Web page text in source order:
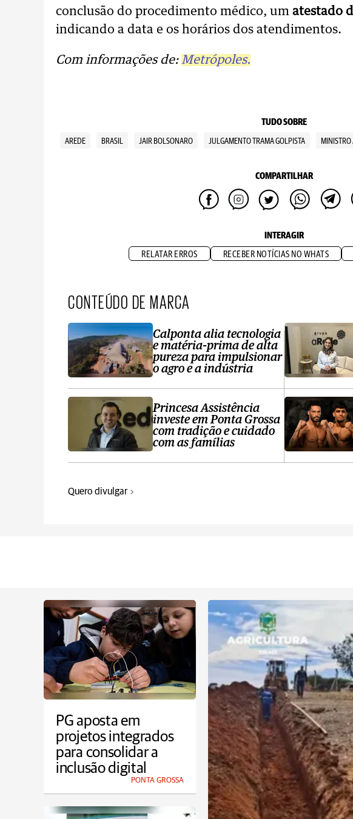
conclusão do procedimento médico, um atestado
indicando a data e os horários dos atendimentos.
Com informações de: Metrópoles.
TUDO SOBRE
AREDE BRASIL JAIR BOLSONARO JULGAMENTO TRAMA GOLPISTA
COMPARTILHAR
INTERAGIR
RELATAR ERROS RECEBER NOTÍCIAS NO WHATS
CONTEÚDO DE MARCA
Calponta alia tecnologia
e matéria-prima de alta
pureza para impulsionar
o agro e a indústria
Princesa Assistência
investe em Ponta Grossa
com tradição e cuidado
com as famílias
Quero divulgar
PG aposta em
projetos integrados
para consolidar a
inclusão digital
PONTA GROSSA